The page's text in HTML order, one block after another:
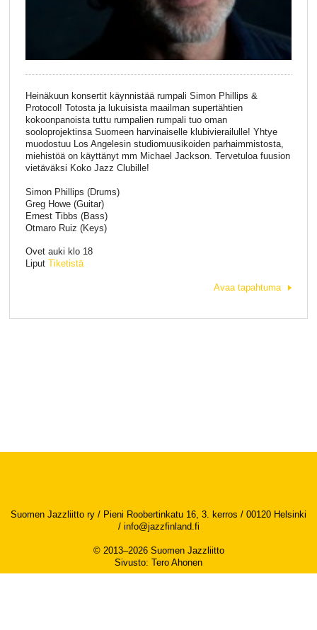
Heinäkuun konsertit käynnistää rumpali Simon Phillips &
Protocol! Totosta ja lukuisista maailman supertähtien
kokoonpanoista tuttu rumpalien rumpali tuo oman
sooloprojektinsa Suomeen harvinaiselle klubivierailulle! Yhtye
muodostuu Los Angelesin studiomuusikoiden parhaimmistosta,
miehistöä on käyttänyt mm Michael Jackson. Tervetuloa fuusion
vietäväksi Koko Jazz Clubille!
Simon Phillips (Drums)
Greg Howe (Guitar)
Ernest Tibbs (Bass)
Otmaro Ruiz (Keys)
Ovet auki klo 18
Liput Tiketistä
Avaa tapahtuma
Suomen Jazzliitto ry / Pieni Roobertinkatu 16, 3. kerros / 00120 Helsinki
/ info@jazzfinland.fi
© 2013–2026 Suomen Jazzliitto
Sivusto: Tero Ahonen